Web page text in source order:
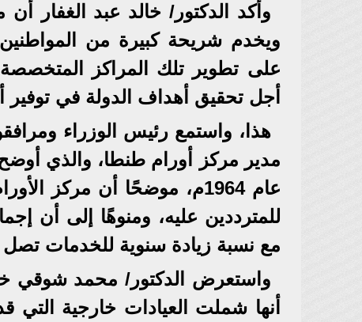
وأكد الدكتور/ خالد عبد الغفار
ويخدم شريحة كبيرة من
على تطوير تلك المراكز
أجل تحقيق أهداف الدولة في
هذا، واستمع رئيس الوزراء
مدير مركز أورام طنطا، والذي
عام 1964م، موضحًا أن مركز
للمترددين عليه، ومنوهًا إلى أن
مع نسبة زيادة سنوية للخدمات تصل إلى